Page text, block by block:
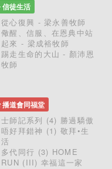
信徒生活
從心復興 - 梁永善牧師
儆醒、信服、在恩典中站
起來 - 梁成裕牧師
踢走生命的大山 - 顏沛恩
牧師
播道會同福堂
士師記系列 (4) 勝過驕傲
唔好拜錯神 (1) 敬拜•生
活
多代同行 (3) HOME
RUN (III) 幸福這一家